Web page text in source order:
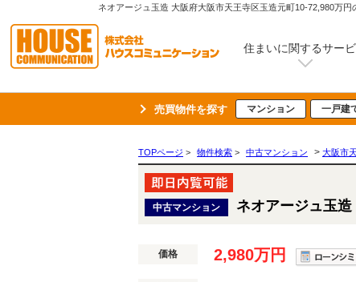
住まいに関するサー
売買物件を探す マンション 一戸建
TOPページ > 物件検索 > 中古マンション > 大阪市
中古マンション ネオアージュ玉造
価格 2,980万円